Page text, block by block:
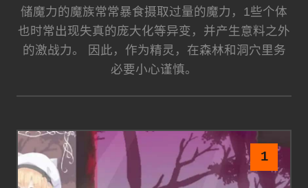
储魔力的魔族常常暴食摄取过量的魔力，1些个体
也时常出现失真的庞大化等异变，并产生意料之外
的激战力。 因此，作为精灵，在森林和洞穴里务
必要小心谨慎。
1